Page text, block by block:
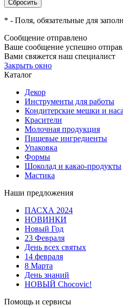
* - Поля, обязательные для
Сообщение отправлено
Ваше сообщение успешно
Вами свяжется наш специалист
Закрыть окно
Каталог
Декор
Инструменты для работы
Кондитерские мешки и
Красители
Молочная продукция
Пищевые ингредиенты
Упаковка
Формы
Шоколад и какао-продукты
Мастика
Наши предложения
ПАСХА 2024
НОВИНКИ
Новый Год
23 Февраля
День всех святых
14 февраля
8 Марта
День знаний
НОВЫЙ Chocovic!
Помощь и сервисы